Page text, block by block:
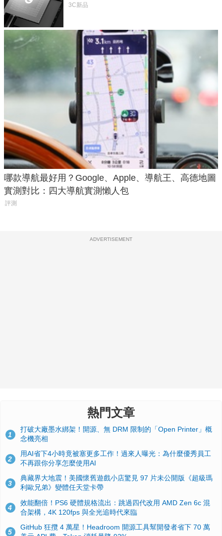
1.6%
3C新品
哪款導航最好用？Google、Apple、導航王、高德地圖
實測對比：四大導航實測懶人包
評測
ADVERTISEMENT
熱門文章
1
打破大廠墨水綁架！開源、無 DRM 限制的「Open Printer」概
念機亮相
2
用AI省下4小時竟被塞更多工作！過來人曝光：為什麼優秀員工
不再跟你分享怎麼使用AI
3
典藏界大地震！美國懷舊遊戲小店驚見 97 片未公開版《超級瑪
利歐兄弟》變體任天堂卡帶
4
效能翻倍！PS6 硬體規格流出：跳過四代改用 AMD Zen 6c 混
合架構，4K 120fps 與全光追時代來臨
5
GitHub 狂攬 4 萬星！Headroom 開源工具幫開發者省下 70 萬